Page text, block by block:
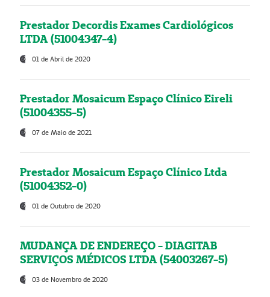
Prestador Decordis Exames Cardiológicos
LTDA (51004347-4)
01 de Abril de 2020
Prestador Mosaicum Espaço Clínico Eireli
(51004355-5)
07 de Maio de 2021
Prestador Mosaicum Espaço Clínico Ltda
(51004352-0)
01 de Outubro de 2020
MUDANÇA DE ENDEREÇO - DIAGITAB
SERVIÇOS MÉDICOS LTDA (54003267-5)
03 de Novembro de 2020